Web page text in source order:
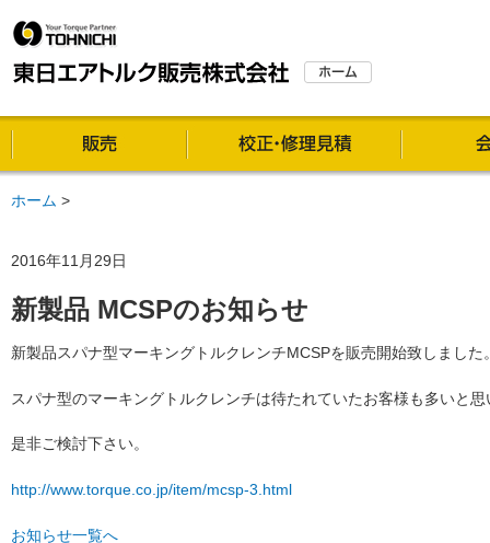
販売 校正・修理
ホーム >
2016年11月29日
新製品 MCSPのお知らせ
新製品スパナ型マーキングトルクレンチMCSPを販売開始致しました
スパナ型のマーキングトルクレンチは待たれていたお客様も多いと思
是非ご検討下さい。
http://www.torque.co.jp/item/mcsp-3.html
お知らせ一覧へ